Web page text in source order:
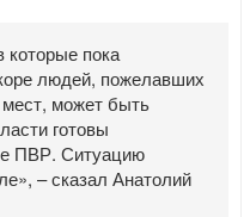
которые пока
людей, пожелавших
может быть
готовы
ПВР. Ситуацию
– сказал Анатолий